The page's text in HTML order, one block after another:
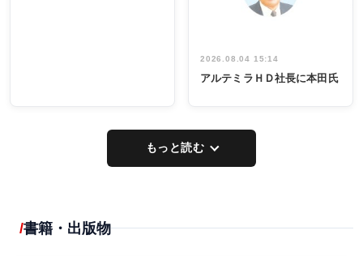
2026.08.04 15:14
アルテミラＨＤ社長に本田氏
もっと読む
書籍・出版物